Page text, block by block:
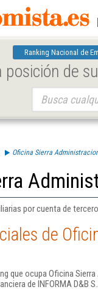
Ranking Nacional de
posición de
Oficina Sierra
por cuenta de
de
que ocupa Oficina
de INFORMA D&B